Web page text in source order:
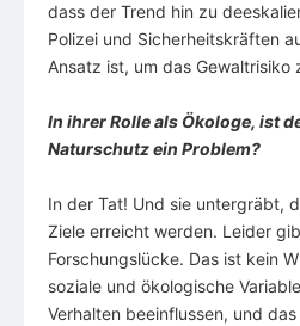
dass der Trend hin zu
Polizei und Sicherheitskräften
Ansatz ist, um das Gewaltrisiko
In ihrer Rolle als Ökologe, ist
Naturschutz ein Problem?
In der Tat! Und sie untergräbt,
Ziele erreicht werden. Leider
Forschungslücke. Das ist kein
soziale und ökologische
Verhalten beeinflussen, und